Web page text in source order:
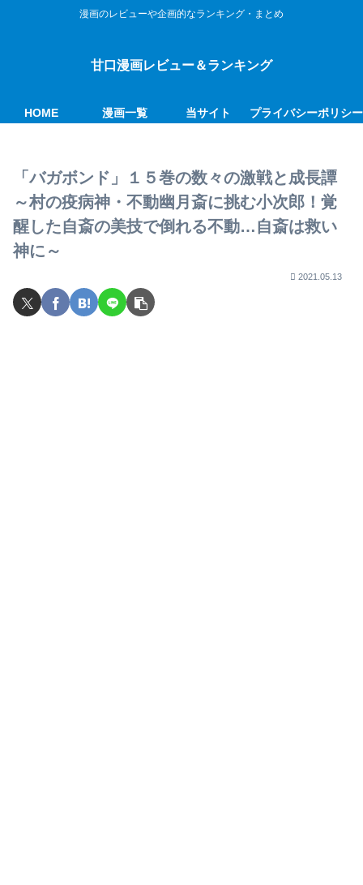
漫画のレビューや企画的なランキング・まとめ
甘口漫画レビュー＆ランキング
HOME 漫画一覧 当サイト プライバシーポリシー
「バガボンド」１５巻の数々の激戦と成長譚
～村の疫病神・不動幽月斎に挑む小次郎！覚
醒した自斎の美技で倒れる不動…自斎は救い
神に～
2021.05.13